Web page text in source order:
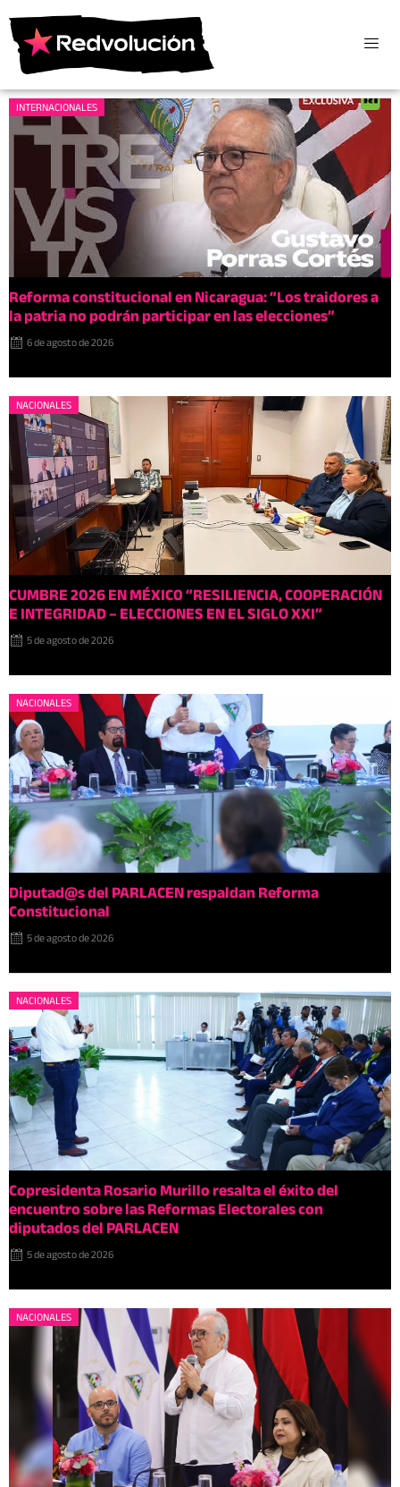
INTERNACIONALES
Reforma constitucional en Nicaragua: “Los traidores a
la patria no podrán participar en las elecciones”
6 de agosto de 2026
NACIONALES
CUMBRE 2026 EN MÉXIC0 “RESILIENCIA, COOPERACIÓN
E INTEGRIDAD – ELECCIONES EN EL SIGLO XXI”
5 de agosto de 2026
NACIONALES
Diputad@s del PARLACEN respaldan Reforma
Constitucional
5 de agosto de 2026
NACIONALES
Copresidenta Rosario Murillo resalta el éxito del
encuentro sobre las Reformas Electorales con
diputados del PARLACEN
5 de agosto de 2026
NACIONALES